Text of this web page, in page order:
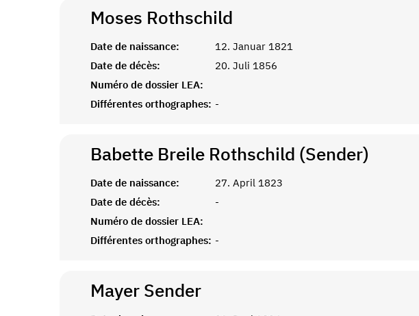
Moses Rothschild
Date de naissance: 12. Januar 1821
Date de décès:
20. Juli 1856
Numéro de dossier LEA:
Différentes orthographes: -
Babette Breile Rothschild (Sender)
Date de naissance: 27. April 1823
Date de décès:
-
Numéro de dossier LEA:
Différentes orthographes: -
Mayer Sender